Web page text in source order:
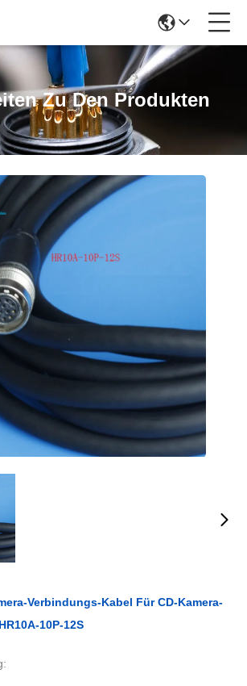
Zu Den Produkten
Verbindungs-Kabel Für CD-Kamera-
10P-12S